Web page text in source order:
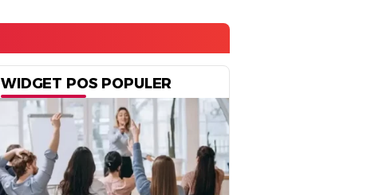
WIDGET POS POPULER